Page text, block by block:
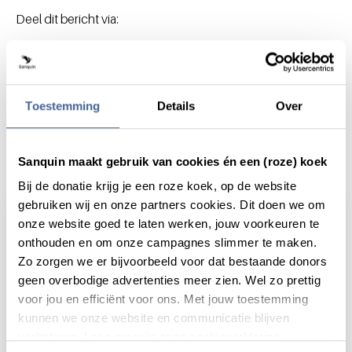
Toestemming Details Over
Sanquin maakt gebruik van cookies én een (roze) koek
Bij de donatie krijg je een roze koek, op de website
gebruiken wij en onze partners cookies. Dit doen we om
onze website goed te laten werken, jouw voorkeuren te
onthouden en om onze campagnes slimmer te maken.
Zo zorgen we er bijvoorbeeld voor dat bestaande donors
geen overbodige advertenties meer zien. Wel zo prettig
voor jou en efficiënt voor ons. Met jouw toestemming
kunnen we onze website en communicatie blijven
Deel dit bericht via:
Actueel